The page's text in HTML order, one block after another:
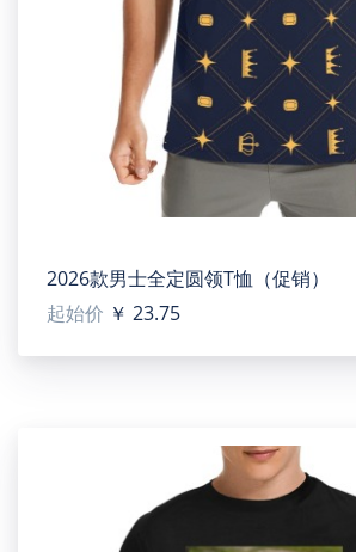
2026款男士全定圆领T恤（促销）
起始价 ￥ 23.75